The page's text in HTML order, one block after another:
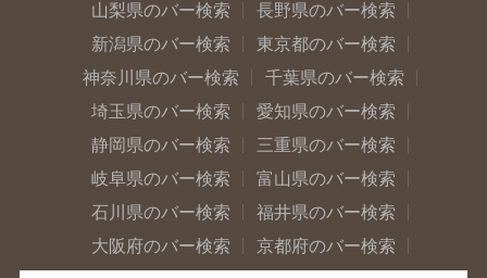
山梨県のバー検索
長野県のバー検索
新潟県のバー検索
東京都のバー検索
神奈川県のバー検索
千葉県のバー検索
埼玉県のバー検索
愛知県のバー検索
静岡県のバー検索
三重県のバー検索
岐阜県のバー検索
富山県のバー検索
石川県のバー検索
福井県のバー検索
大阪府のバー検索
京都府のバー検索